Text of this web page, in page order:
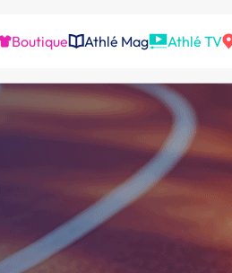
Boutique Athlé Mag Athlé TV